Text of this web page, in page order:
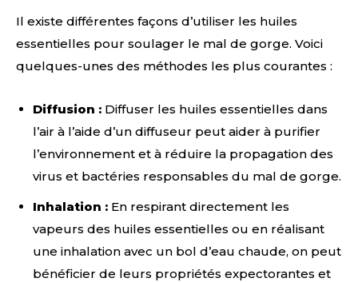
Il existe différentes façons d’utiliser les huiles
essentielles pour soulager le mal de gorge. Voici
quelques-unes des méthodes les plus courantes :
Diffusion : Diffuser les huiles essentielles dans
l’air à l’aide d’un diffuseur peut aider à purifier
l’environnement et à réduire la propagation des
virus et bactéries responsables du mal de gorge.
Inhalation : En respirant directement les
vapeurs des huiles essentielles ou en réalisant
une inhalation avec un bol d’eau chaude, on peut
bénéficier de leurs propriétés expectorantes et